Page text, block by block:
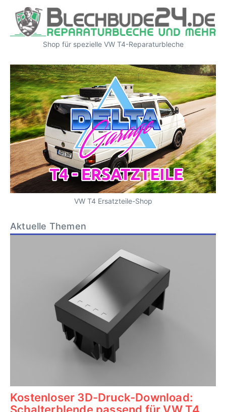
Shop für spezielle VW T4-Reparaturbleche
VW T4 Ersatzteile-Shop
Aktuelle Themen
Kostenloser 3D-Druck-Download:
Schalterblende passend für VW T4